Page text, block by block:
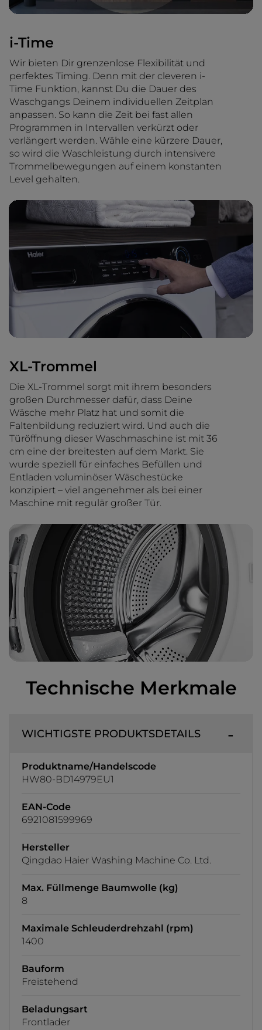
i-Time
Wir bieten Dir grenzenlose Flexibilität und
perfektes Timing. Denn mit der cleveren i-
Time Funktion, kannst Du die Dauer des
Waschgangs Deinem individuellen Zeitplan
anpassen. So kann die Zeit bei fast allen
Programmen in Intervallen verkürzt oder
verlängert werden. Wähle eine kürzere Dauer,
so wird die Waschleistung durch intensivere
Trommelbewegungen auf einem konstanten
Level gehalten.
XL-Trommel
Die XL-Trommel sorgt mit ihrem besonders
großen Durchmesser dafür, dass Deine
Wäsche mehr Platz hat und somit die
Faltenbildung reduziert wird. Und auch die
Türöffnung dieser Waschmaschine ist mit 36
cm eine der breitesten auf dem Markt. Sie
wurde speziell für einfaches Befüllen und
Entladen voluminöser Wäschestücke
konzipiert – viel angenehmer als bei einer
Maschine mit regulär großer Tür.
Technische Merkmale
WICHTIGSTE PRODUKTSDETAILS
Produktname/Handelscode
HW80-BD14979EU1
EAN-Code
6921081599969
Hersteller
Qingdao Haier Washing Machine Co. Ltd.
Max. Füllmenge Baumwolle (kg)
8
Maximale Schleuderdrehzahl (rpm)
1400
Bauform
Freistehend
Beladungsart
Frontlader